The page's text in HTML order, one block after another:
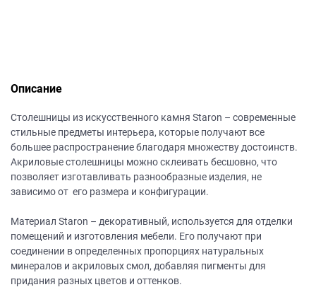
Описание
Столешницы из искусственного камня Staron – современные
стильные предметы интерьера, которые получают все
большее распространение благодаря множеству достоинств.
Акриловые столешницы можно склеивать бесшовно, что
позволяет изготавливать разнообразные изделия, не
зависимо от его размера и конфигурации.
Материал Staron – декоративный, используется для отделки
помещений и изготовления мебели. Его получают при
соединении в определенных пропорциях натуральных
минералов и акриловых смол, добавляя пигменты для
придания разных цветов и оттенков.